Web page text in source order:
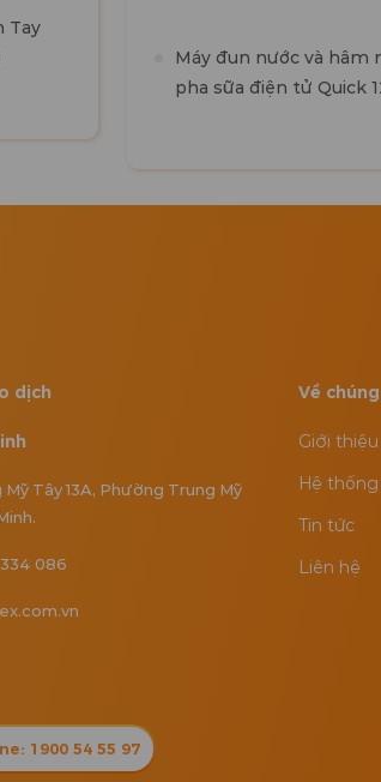
Tay
Máy đun nước và hâm
pha sữa điện tử Quick
dịch
Mỹ Tây 13A, Phường Trung Mỹ
086
Về
Giới thiệu
Hệ thống
Tin tức
Liên hệ
1900 54 55 97